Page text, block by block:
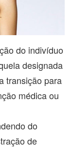
do indivíduo
designada
transição para
médica ou
do
de